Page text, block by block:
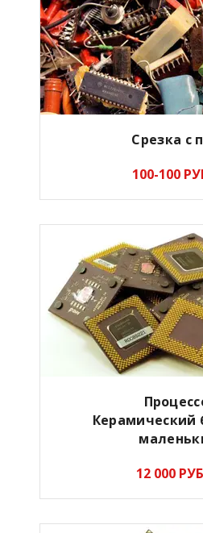
Срезка с
100-100
Керамический
12 000